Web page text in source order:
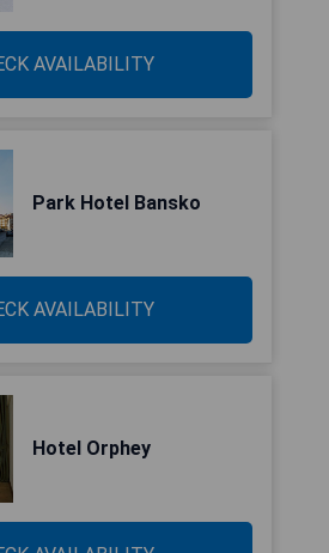
AVAILABILITY
Park Hotel Bansko
AVAILABILITY
Hotel Orphey